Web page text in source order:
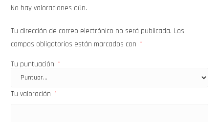
No hay valoraciones aún.
Tu dirección de correo electrónico no será publicada. Los
campos obligatorios están marcados con
*
Tu puntuación *
Tu valoración *